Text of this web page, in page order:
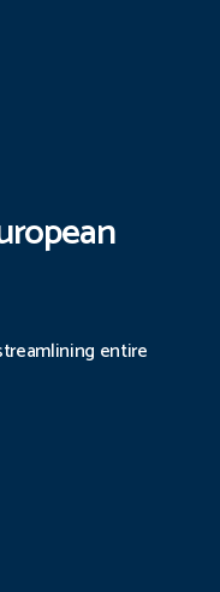
entire